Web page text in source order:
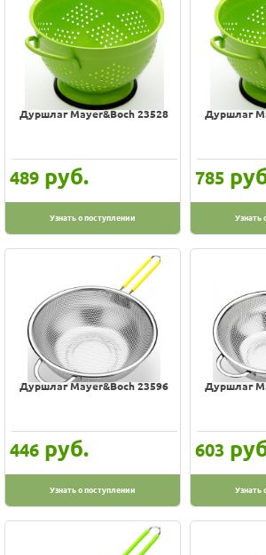
Производитель
Bekker
FISKARS
HITT
Mayer&Boch
TIMA
Taller
Альтернатива
Амет
Стэма
Дуршлаг Mayer&Boch 23528
489 руб.
Узнать о поступлении
Дуршлаг
785
Узнать
Дуршлаг Mayer&Boch 23596
446 руб.
Узнать о поступлении
Дуршлаг
603
Узнать